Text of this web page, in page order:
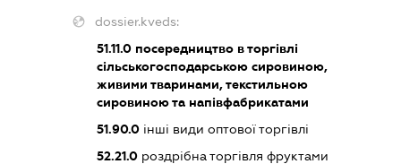
dossier.kveds:
51.11.0посередництво в торгівлі
сільськогосподарською сировиною,
живими тваринами, текстильною
сировиною та напівфабрикатами
51.90.0інші види оптової торгівлі
52.21.0роздрібна торгівля фруктами